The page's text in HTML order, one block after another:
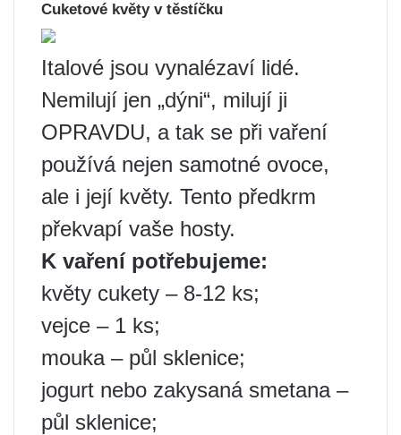
Cuketové květy v těstíčku
Italové jsou vynalézaví lidé.
Nemilují jen „dýni“, milují ji
OPRAVDU, a tak se při vaření
používá nejen samotné ovoce,
ale i její květy. Tento předkrm
překvapí vaše hosty.
K vaření potřebujeme:
květy cukety – 8-12 ks;
vejce – 1 ks;
mouka – půl sklenice;
jogurt nebo zakysaná smetana –
půl sklenice;